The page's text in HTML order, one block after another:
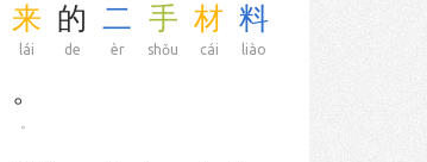
来
lái
的
de
二
èr
手
shǒu
材
cái
料
liào
。